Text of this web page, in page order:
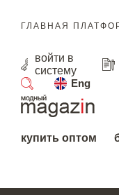
ГЛАВНАЯ
войти в
систему
Eng
поиск
купить оптом